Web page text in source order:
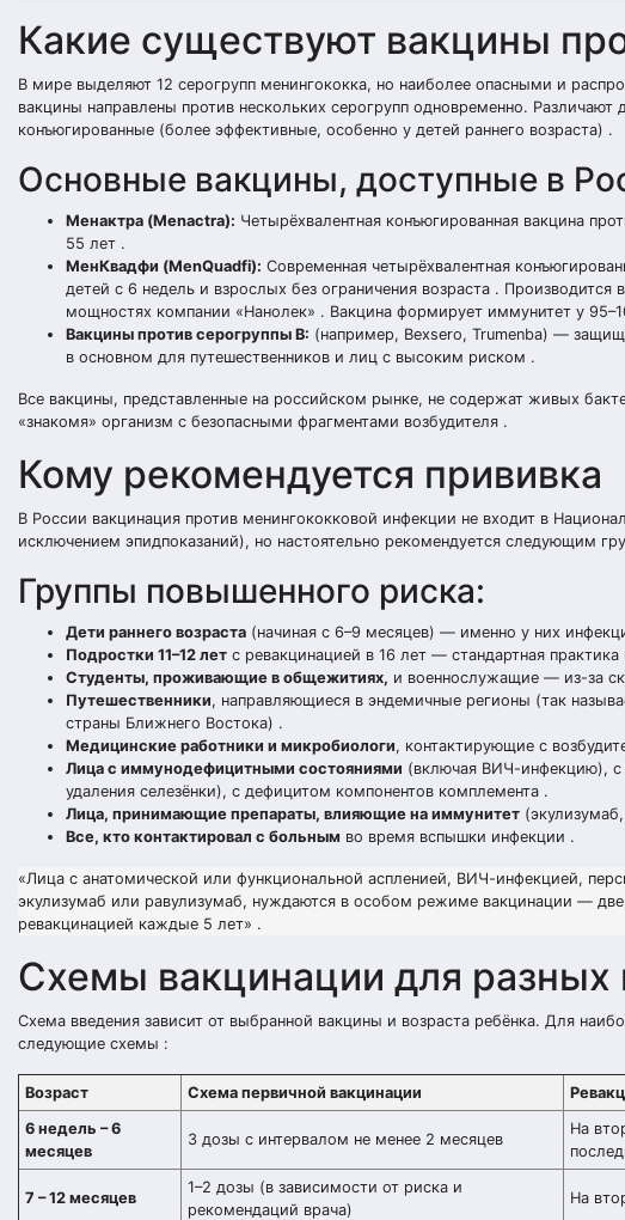
Какие существуют вакцины
В мире выделяют 12 серогрупп менингококка, но наиболее опасными и
вакцины направлены против нескольких серогрупп одновременно.
конъюгированные (более эффективные, особенно у детей раннего возраста) .
Основные вакцины, доступные в
Менактра (Menactra): Четырёхвалентная конъюгированная вакцина
55 лет .
МенКвадфи (MenQuadfi): Современная четырёхвалентная
детей с 6 недель и взрослых без ограничения возраста .
мощностях компании «Нанолек» . Вакцина формирует иммунитет у
Вакцины против серогруппы B: (например, Bexsero, Trumenba) —
в основном для путешественников и лиц с высоким риском .
Все вакцины, представленные на российском рынке, не содержат живых
«знакомя» организм с безопасными фрагментами возбудителя .
Кому рекомендуется прививка
В России вакцинация против менингококковой инфекции не входит в
исключением эпидпоказаний), но настоятельно рекомендуется следующим
Группы повышенного риска:
Дети раннего возраста (начиная с 6–9 месяцев) — именно у них
Подростки 11–12 лет с ревакцинацией в 16 лет — стандартная
Студенты, проживающие в общежитиях, и военнослужащие — из-за
Путешественники, направляющиеся в эндемичные регионы (так
страны Ближнего Востока) .
Медицинские работники и микробиологи, контактирующие с
Лица с иммунодефицитными состояниями (включая ВИЧ-инфекцию), с
удаления селезёнки), с дефицитом компонентов комплемента .
Лица, принимающие препараты, влияющие на иммунитет
Все, кто контактировал с больным во время вспышки инфекции .
«Лица с анатомической или функциональной аспленией, ВИЧ-инфекцией,
экулизумаб или равулизумаб, нуждаются в особом режиме вакцинации —
ревакцинацией каждые 5 лет» .
Схемы вакцинации для разных
Схема введения зависит от выбранной вакцины и возраста ребёнка. Для
следующие схемы :
Возраст Схема первичной вакцинации
6 недель – 6
месяцев
3 дозы с интервалом не менее 2 месяцев
На
7 – 12 месяцев
1–2 дозы (в зависимости от риска и
рекомендаций врача)
На